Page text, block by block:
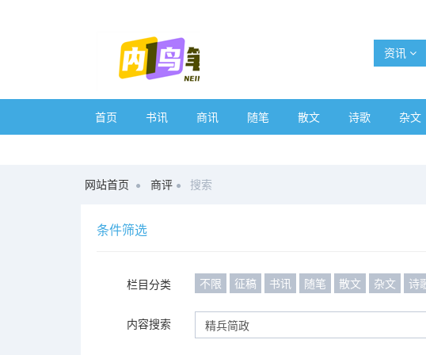
资讯
首页 书讯 商讯 随笔 散文 诗歌 杂文
网站首页 商评 搜索
条件筛选
栏目分类 不限 征稿 书讯 随笔 散文 杂文 诗
内容搜索